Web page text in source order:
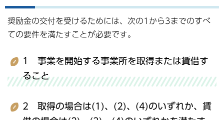
奨励金の交付を受けるためには、次の1から3までのすべ
ての要件を満たすことが必要です。
1 事業を開始する事業所を取得または賃借す
ること
2 取得の場合は(1)、(2)、(4)のいずれか、賃